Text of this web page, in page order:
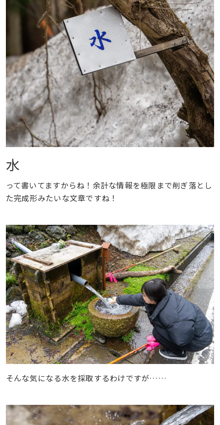
水
って書いてますからね！余計な情報を極限まで削ぎ落とし
た完成形みたいな文章ですね！
そんな気になる水を採取するわけですが……